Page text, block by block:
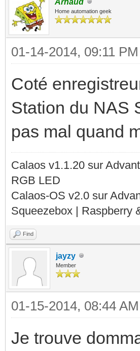
Home automation geek
01-14-2014, 09:11 PM
Coté
Station du NAS
pas mal quand
Calaos v1.1.20 sur
RGB LED
Calaos-OS v2.0 sur
Squeezebox | Raspberry
Find
jayzy
Member
01-15-2014, 08:44 AM
Je trouve